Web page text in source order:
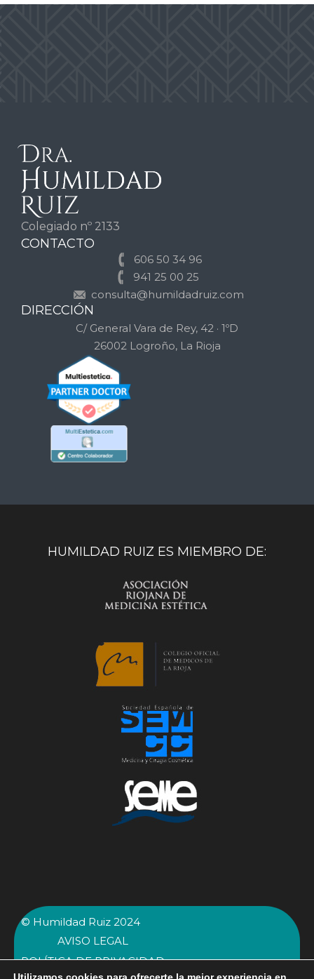
Colegiado nº 2133
CONTACTO
606 50 34 96
941 25 00 25
consulta@humildadruiz.com
DIRECCIÓN
C/ General Vara de Rey, 42 · 1ºD
26002 Logroño, La Rioja
HUMILDAD RUIZ ES MIEMBRO DE:
© Humildad Ruiz 2024
AVISO LEGAL
POLÍTICA DE PRIVACIDAD